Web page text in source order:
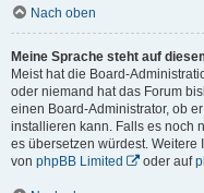
Nach oben
Meine Sprache steht auf
Meist hat die Board-
oder niemand hat das Forum
einen Board-Administrator, ob
installieren kann. Falls es noch
es übersetzen würdest. Weitere
von phpBB Limited oder auf